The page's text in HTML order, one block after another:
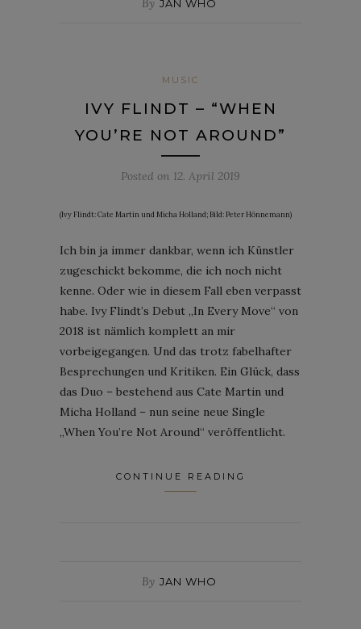
By JAN WHO
MUSIC
IVY FLINDT – “WHEN
YOU’RE NOT AROUND”
Posted on 12. April 2019
(Ivy Flindt: Cate Martin und Micha Holland; Bild: Peter Hönnemann)
Ich bin ja immer dankbar, wenn ich Künstler
zugeschickt bekomme, die ich noch nicht
kenne. Oder wie in diesem Fall eben verpasst
habe. Ivy Flindt’s Debut „In Every Move“ von
2018 ist nämlich komplett an mir
vorbeigegangen. Und das trotz fabelhafter
Besprechungen und Kritiken. Ein Glück, dass
das Duo – bestehend aus Cate Martin und
Micha Holland – nun seine neue Single
„When You’re Not Around“ veröffentlicht.
CONTINUE READING
By JAN WHO